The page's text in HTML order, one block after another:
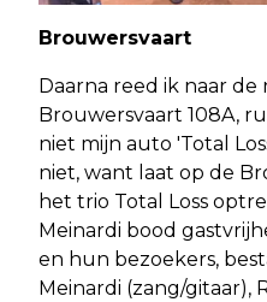
Brouwersvaart
Daarna reed ik naar de
Brouwersvaart 108A,
niet mijn auto 'Total
niet, want laat op de
het trio Total Loss
Meinardi bood
en hun bezoekers,
Meinardi (zang/gitaar),